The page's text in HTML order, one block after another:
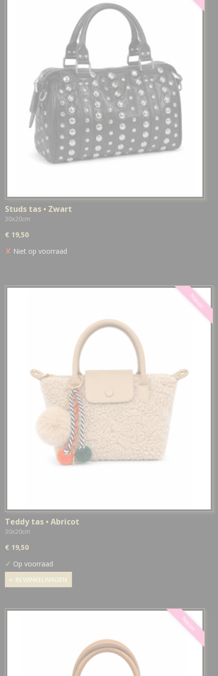
Studs tas • Zwart
30x20cm
€ 19,50
✘ Niet op voorraad
Nieuw
Teddy tas • Abricot
30x20cm
€ 19,50
✓ Op voorraad
IN WINKELWAGEN
Nieuw